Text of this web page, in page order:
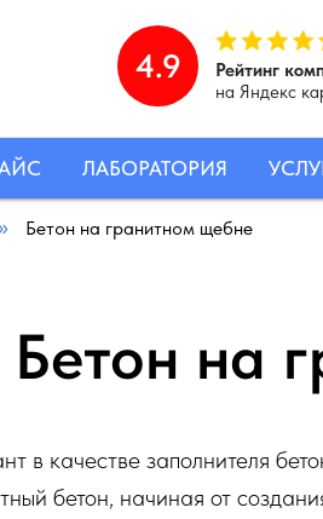
Рейтинг
на Яндекс
4.9
ЛАБОРАТОРИЯ
Бетон на гранитном щебне
Бетон на
в качестве заполнителя
бетон, начиная от